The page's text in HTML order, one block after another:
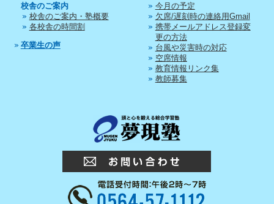
校舎のご案内
校舎のご案内・塾概要
各校舎の時間割
卒業生の声
今月の予定
欠席/遅刻時の連絡用Gmail
携帯メールアドレス登録変
更の方法
台風や災害時の対応
空席情報
教育情報リンク集
教師募集